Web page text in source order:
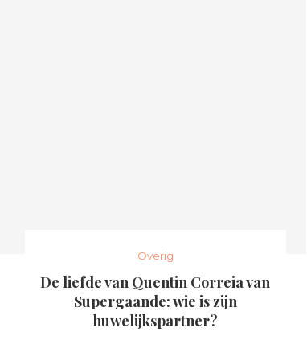
Overig
De liefde van Quentin Correia van
Supergaande: wie is zijn
huwelijkspartner?